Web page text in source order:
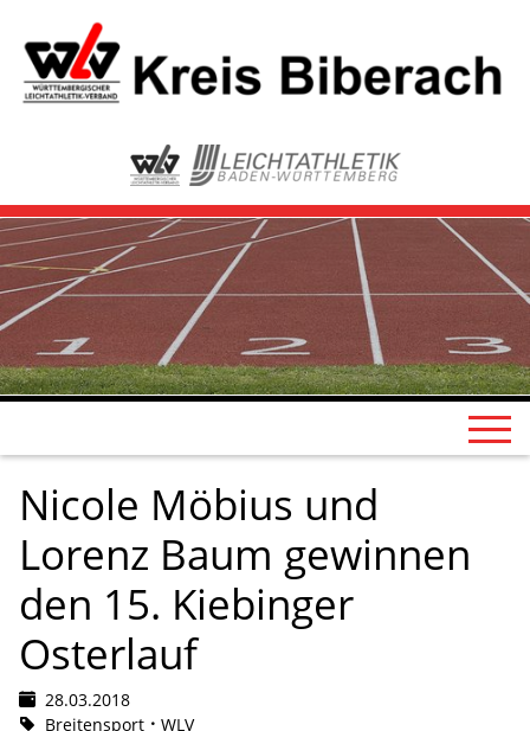
Nicole Möbius und
Lorenz Baum gewinnen
den 15. Kiebinger
Osterlauf
28.03.2018
Breitensport
WLV